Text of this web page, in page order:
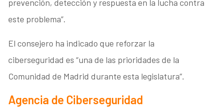
prevención, detección y respuesta en la lucha contra
este problema”.
El consejero ha indicado que reforzar la
ciberseguridad es “una de las prioridades de la
Comunidad de Madrid durante esta legislatura”.
Agencia de Ciberseguridad